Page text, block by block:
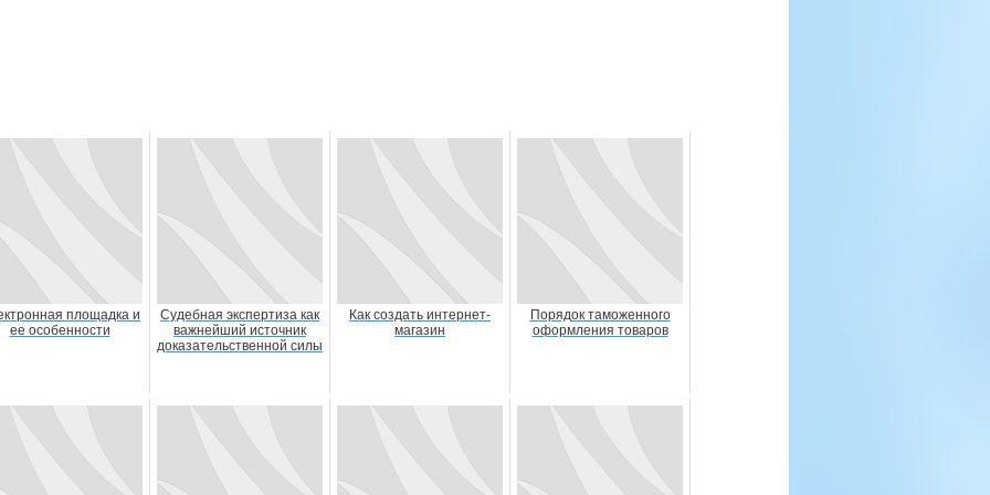
площадка и
ее особенности
Судебная экспертиза как
важнейший источник
доказательственной силы
Как создать интернет-
магазин
Порядок таможенного
оформления товаров